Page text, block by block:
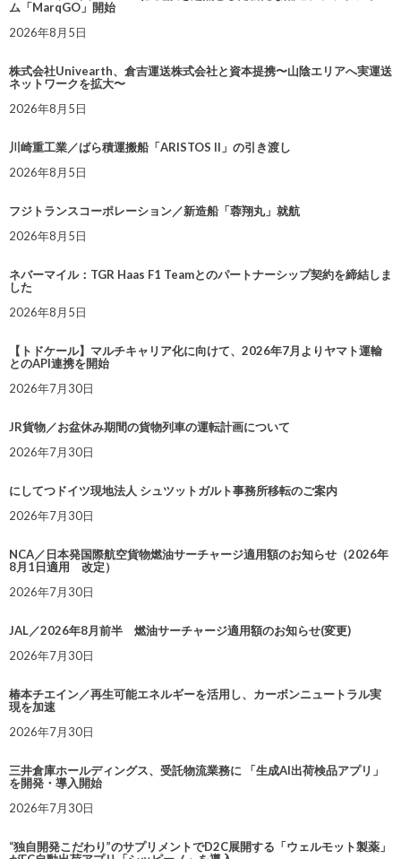
ム「MarqGO」開始
2026年8月5日
株式会社Univearth、倉吉運送株式会社と資本提携〜山陰エリアへ実運送
ネットワークを拡大〜
2026年8月5日
川崎重工業／ばら積運搬船「ARISTOS II」の引き渡し
2026年8月5日
フジトランスコーポレーション／新造船「蓉翔丸」就航
2026年8月5日
ネバーマイル：TGR Haas F1 Teamとのパートナーシップ契約を締結しま
した
2026年8月5日
【トドケール】マルチキャリア化に向けて、2026年7月よりヤマト運輸
とのAPI連携を開始
2026年7月30日
JR貨物／お盆休み期間の貨物列車の運転計画について
2026年7月30日
にしてつドイツ現地法人 シュツットガルト事務所移転のご案内
2026年7月30日
NCA／日本発国際航空貨物燃油サーチャージ適用額のお知らせ（2026年
8月1日適用 改定）
2026年7月30日
JAL／2026年8月前半 燃油サーチャージ適用額のお知らせ(変更)
2026年7月30日
椿本チエイン／再生可能エネルギーを活用し、カーボンニュートラル実
現を加速
2026年7月30日
三井倉庫ホールディングス、受託物流業務に 「生成AI出荷検品アプリ」
を開発・導入開始
2026年7月30日
“独自開発こだわり”のサプリメントでD2C展開する「ウェルモット製薬」